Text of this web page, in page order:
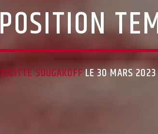
SOUGAKOFFLE 30 MARS 2023